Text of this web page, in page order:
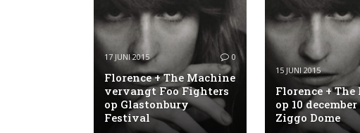
17 JUNI 2015 0
Florence + The Machine
vervangt Foo Fighters
op Glastonbury
Festival
15 JUNI 2015
Florence +
op 10
Ziggo Dome